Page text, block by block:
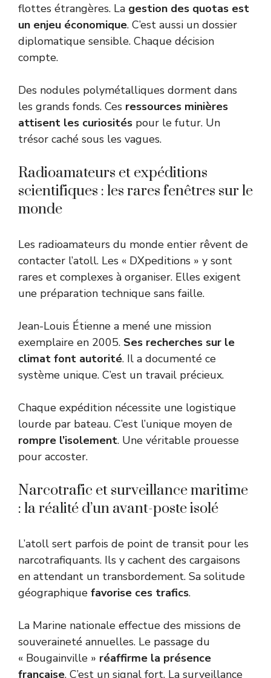
flottes étrangères. La gestion des quotas est
un enjeu économique. C’est aussi un dossier
diplomatique sensible. Chaque décision
compte.
Des nodules polymétalliques dorment dans
les grands fonds. Ces ressources minières
attisent les curiosités pour le futur. Un
trésor caché sous les vagues.
Radioamateurs et expéditions
scientifiques : les rares fenêtres sur le
monde
Les radioamateurs du monde entier rêvent de
contacter l’atoll. Les « DXpeditions » y sont
rares et complexes à organiser. Elles exigent
une préparation technique sans faille.
Jean-Louis Étienne a mené une mission
exemplaire en 2005. Ses recherches sur le
climat font autorité. Il a documenté ce
système unique. C’est un travail précieux.
Chaque expédition nécessite une logistique
lourde par bateau. C’est l’unique moyen de
rompre l’isolement. Une véritable prouesse
pour accoster.
Narcotrafic et surveillance maritime
: la réalité d’un avant-poste isolé
L’atoll sert parfois de point de transit pour les
narcotrafiquants. Ils y cachent des cargaisons
en attendant un transbordement. Sa solitude
géographique favorise ces trafics.
La Marine nationale effectue des missions de
souveraineté annuelles. Le passage du
« Bougainville » réaffirme la présence
française. C’est un signal fort. La surveillance